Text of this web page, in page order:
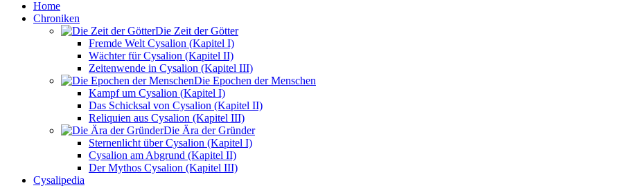
Home
Chroniken
Die Zeit der Götter
Fremde Welt Cysalion (Kapitel I)
Wächter für Cysalion (Kapitel II)
Zeitenwende in Cysalion (Kapitel III)
Die Epochen der Menschen
Kampf um Cysalion (Kapitel I)
Das Schicksal von Cysalion (Kapitel II)
Reliquien aus Cysalion (Kapitel III)
Die Ära der Gründer
Sternenlicht über Cysalion (Kapitel I)
Cysalion am Abgrund (Kapitel II)
Der Mythos Cysalion (Kapitel III)
Cysalipedia